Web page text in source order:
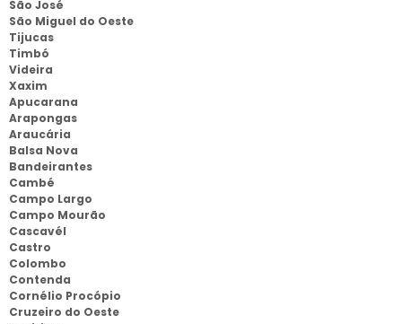
São José
São Miguel do Oeste
Tijucas
Timbó
Videira
Xaxim
Apucarana
Arapongas
Araucária
Balsa Nova
Bandeirantes
Cambé
Campo Largo
Campo Mourão
Cascavél
Castro
Colombo
Contenda
Cornélio Procópio
Cruzeiro do Oeste